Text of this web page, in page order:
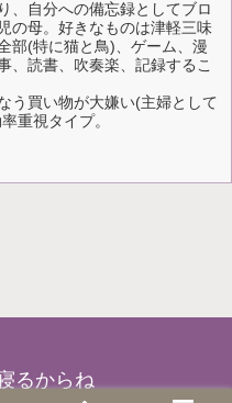
、自分への備忘録としてブロ
の母。好きなものは津軽三味
部(特に猫と鳥)、ゲーム、漫
、読書、吹奏楽、記録するこ
う買い物が大嫌い(主婦として
重視タイプ。
るからね